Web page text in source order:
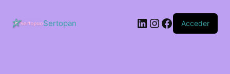
contenido
Sertopan LinkedIn
Instagram
Facebook
Acceder